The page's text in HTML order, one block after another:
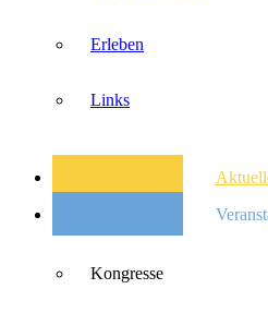
Erleben
Links
Kongresse